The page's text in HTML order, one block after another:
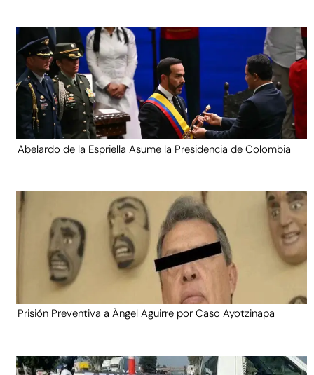
Abelardo de la Espriella Asume la Presidencia de Colombia
Prisión Preventiva a Ángel Aguirre por Caso Ayotzinapa